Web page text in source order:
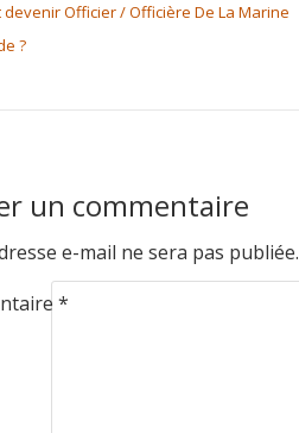
devenir Officier / Officière De La Marine
?
un commentaire
e-mail ne sera pas publiée.
*